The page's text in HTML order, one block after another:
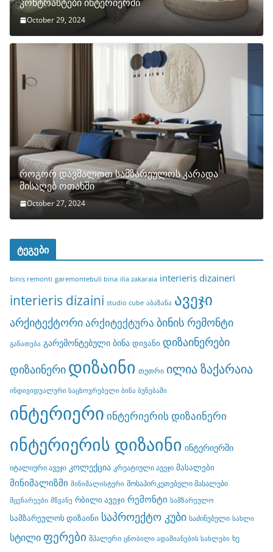
კონტრასტები ინტერიერში
October 29, 2024
როგორ დავმალოთ სამზარეულოს კარადა
მისაღებ ოთახში
October 27, 2024
ტეგები
binis remonti garemontebuli bina ilia zakaraia interieris dizaineri
interieris dizaini studio cube აბაზანა ავეჯი
არქიტექტორიარქიტექტურა ბინის რემონტი
განათება გარემონტებული ბინა დივანი დიზაინერები
დიზაინერი დიზაინი თეთრი ილია ზაქარაია
ინდივიდუალური საცხოვრებელი ბინა ბუნებაში
ინტერიერი ინტერიერის დიზაინერი
ინტერიერის დიზაინი ინტერიერში
იტალიური ავეჯი კოლექცია კრეატიული ავეჯი მასალები
მინიმალიზმი მინიმალისტური მოსაპირკეთებელი მასალები
მცენარეები მწვანე რბილი ავეჯი რემონტი სამზარეულო
სამზარეულოს დიზაინი საპროექტო კუბი საძინებელი სახლი
სტილი ფერები შპალერი ცნობილი ადამიანების სახლები ხე